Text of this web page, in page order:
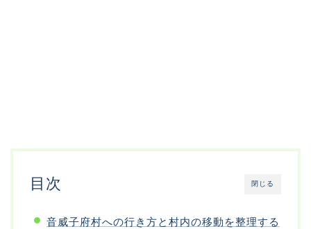
閉じる
目次
音威子府村への行き方と村内の移動を整理する